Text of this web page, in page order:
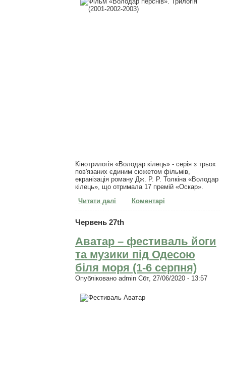
Кінотрилогія «Володар кілець» - серія з трьох
пов'язаних єдиним сюжетом фільмів,
екранізація роману Дж. Р. Р. Толкіна «Володар
кілець», що отримала 17 премій «Оскар».
Читати далі про Фільм «Володар перснів».
Трилогія (2001-2002-2003)
Коментарі
Червень 27th
Aватар – фестиваль йоги
та музики під Одесою
біля моря (1-6 серпня)
Опубліковано adminСбт, 27/06/2020 - 13:57